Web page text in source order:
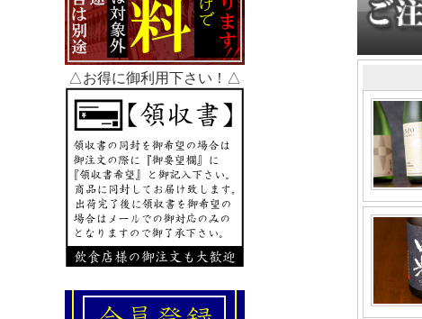
△お得に御利用下さい！△